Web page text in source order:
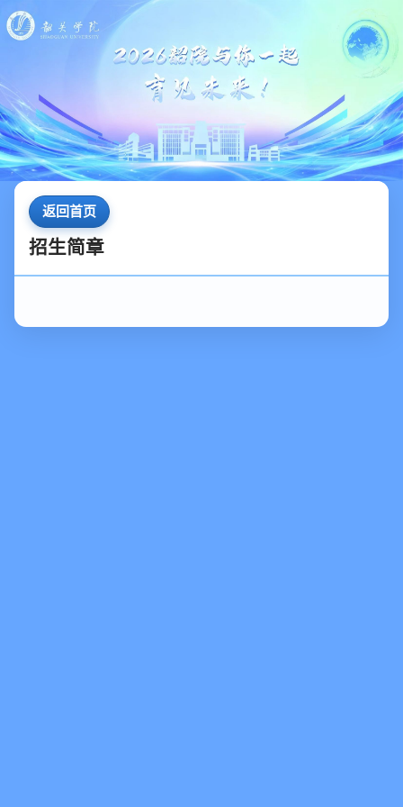
返回首页
招生简章